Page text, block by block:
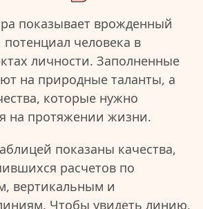
показывает врожденный
потенциал человека в
личности. Заполненные
на природные таланты, а
которые нужно
на протяжении жизни.
показаны качества,
расчетов по
вертикальным и
Чтобы увидеть линию,